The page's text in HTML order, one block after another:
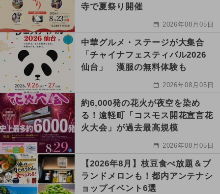
寺で夏祭り開催
2026年08月05日
中華グルメ・ステージが大集合
「チャイナフェスティバル2026
仙台」 漢服の無料体験も
2026年08月05日
約6,000発の花火が夜空を染め
る！遠軽町「コスモス開花宣言花
火大会」が過去最高規模
2026年08月05日
【2026年8月】枝豆食べ放題＆ブ
ランドメロンも！都内アンテナシ
ョップイベント6選